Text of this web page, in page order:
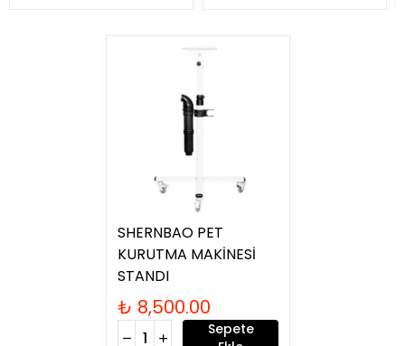
SHERNBAO PET
KURUTMA MAKİNESİ
STANDI
₺ 8,500.00
Sepete